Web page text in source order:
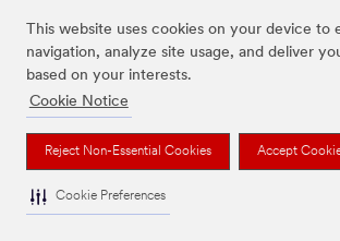
This website uses cookies on your device to
navigation, analyze site usage, and deliver
based on your interests.
Cookie Notice
Reject Non-Essential Cookies Accept
Cookie Preferences